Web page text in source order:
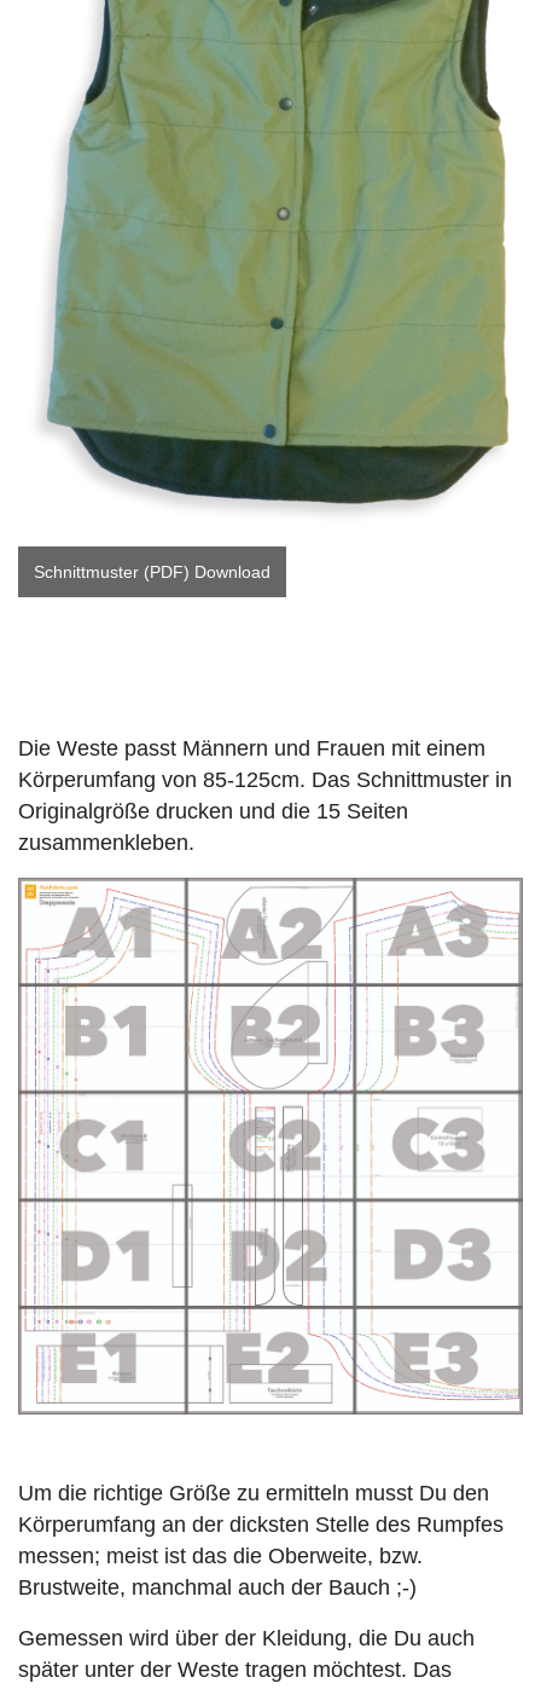
Schnittmuster (PDF) Download
Die Weste passt Männern und Frauen mit einem
Körperumfang von 85-125cm. Das Schnittmuster in
Originalgröße drucken und die 15 Seiten
zusammenkleben.
Um die richtige Größe zu ermitteln musst Du den
Körperumfang an der dicksten Stelle des Rumpfes
messen; meist ist das die Oberweite, bzw.
Brustweite, manchmal auch der Bauch ;-)
Gemessen wird über der Kleidung, die Du auch
später unter der Weste tragen möchtest. Das